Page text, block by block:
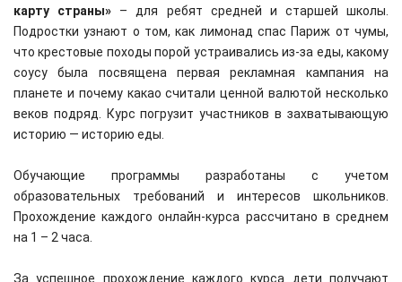
карту страны» – для ребят средней и старшей школы.
Подростки узнают о том, как лимонад спас Париж от чумы,
что крестовые походы порой устраивались из-за еды, какому
соусу была посвящена первая рекламная кампания на
планете и почему какао считали ценной валютой несколько
веков подряд. Курс погрузит участников в захватывающую
историю — историю еды.
Обучающие программы разработаны с учетом
образовательных требований и интересов школьников.
Прохождение каждого онлайн-курса рассчитано в среднем
на 1 – 2 часа.
За успешное прохождение каждого курса дети получают